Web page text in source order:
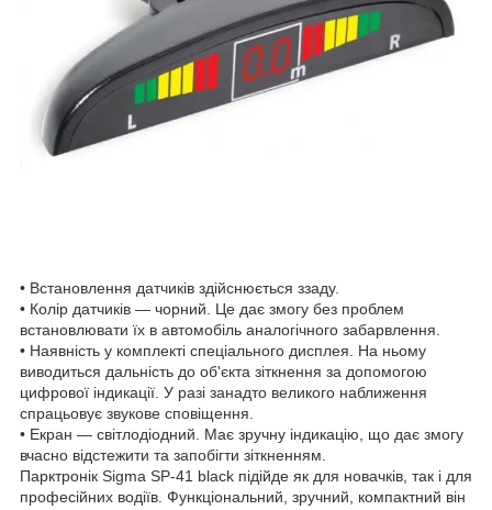
• Встановлення датчиків здійснюється ззаду.
• Колір датчиків — чорний. Це дає змогу без проблем
встановлювати їх в автомобіль аналогічного забарвлення.
• Наявність у комплекті спеціального дисплея. На ньому
виводиться дальність до об'єкта зіткнення за допомогою
цифрової індикації. У разі занадто великого наближення
спрацьовує звукове сповіщення.
• Екран — світлодіодний. Має зручну індикацію, що дає змогу
вчасно відстежити та запобігти зіткненням.
Парктронік Sigma SP-41 black підійде як для новачків, так і для
професійних водіїв. Функціональний, зручний, компактний він